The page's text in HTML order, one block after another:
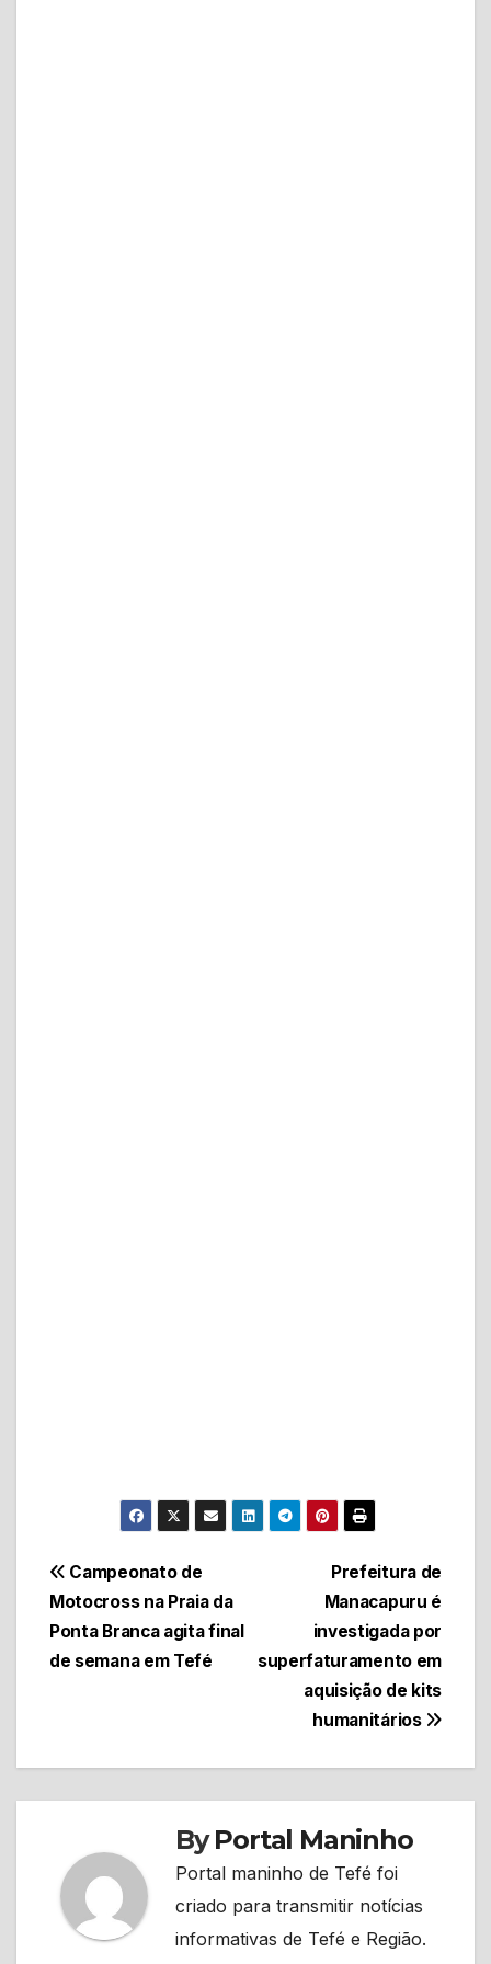
Navegação
de
Post
Prefeitura de
Manacapuru é
investigada por
superfaturamento em
aquisição de kits
humanitários
Campeonato de
Motocross na Praia da
Ponta Branca agita final
de semana em Tefé
ByPortal Maninho
Portal maninho de Tefé foi
criado para transmitir notícias
informativas de Tefé e Região.